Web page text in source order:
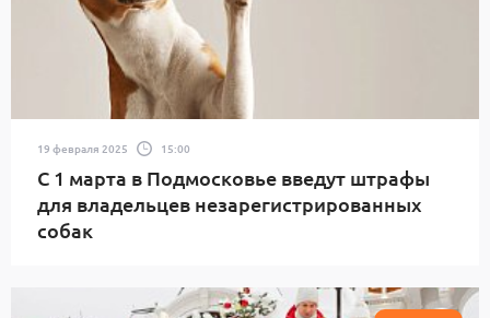
19 февраля 2025 15:00
С 1 марта в Подмосковье введут штрафы
для владельцев незарегистрированных
собак